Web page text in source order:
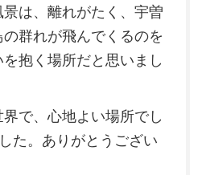
は、離れがたく、宇曽
群れが飛んでくるのを
抱く場所だと思いまし
で、心地よい場所でし
た。ありがとうござい